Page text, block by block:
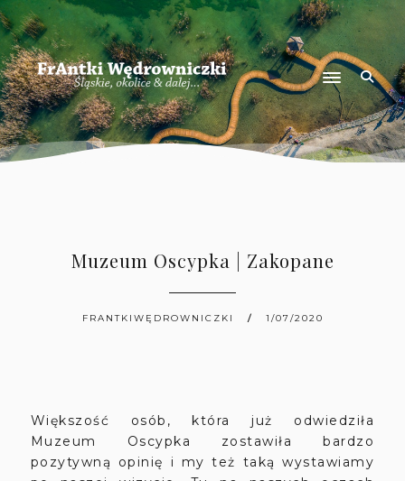
Muzeum Oscypka | Zakopane
FRANTKIWĘDROWNICZKI 1/07/2020
Większość osób, która już odwiedziła
Muzeum Oscypka zostawiła bardzo
pozytywną opinię i my też taką wystawiamy